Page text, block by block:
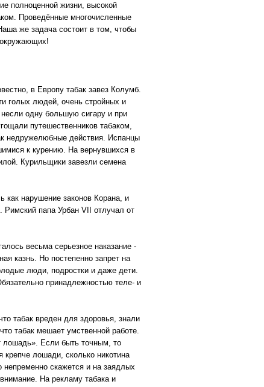
полноценной жизни, высокой
Проведённые многочисленные
же задача состоит в том, чтобы
окружающих!
в Европу табак завез Колумб.
голых людей, очень стройных и
одну большую сигару и при
путешественников табаком,
недружелюбные действия. Испанцы
к курению. На вернувшихся в
Курильщики завезли семена
как нарушение законов Корана, и
Римский папа Урбан VII отлучал от
весьма серьезное наказание -
казнь. Но постепенно запрет на
люди, подростки и даже дети.
принадлежностью теле- и
табак вреден для здоровья, знали
табак мешает умственной работе.
лошадь». Если быть точным, то
лошади, сколько никотина
скажется и на заядлых
На рекламу табака и